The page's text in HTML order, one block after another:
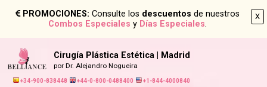
X
PROMOCIONES: Consulte los descuentos de nuestros
Combos Especiales y Días Especiales.
Cirugía Plástica Estética | Madrid
por Dr. Alejandro Nogueira
+34-900-838448 +44-0-800-0488400 +1-844-4000840